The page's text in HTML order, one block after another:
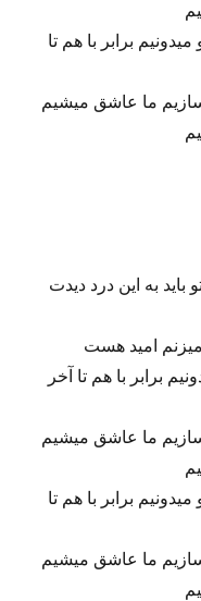
برابر با هم تا
ما عاشق میشیم
به این درد دیدت
میزنم امید هست
برابر با هم تا آخر
ما عاشق میشیم
برابر با هم تا
ما عاشق میشیم